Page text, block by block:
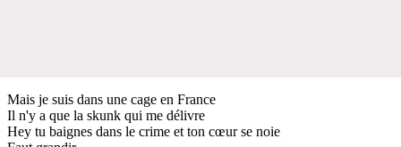
Mais je suis dans une cage en France
Il n'y a que la skunk qui me délivre
Hey tu baignes dans le crime et ton cœur se noie